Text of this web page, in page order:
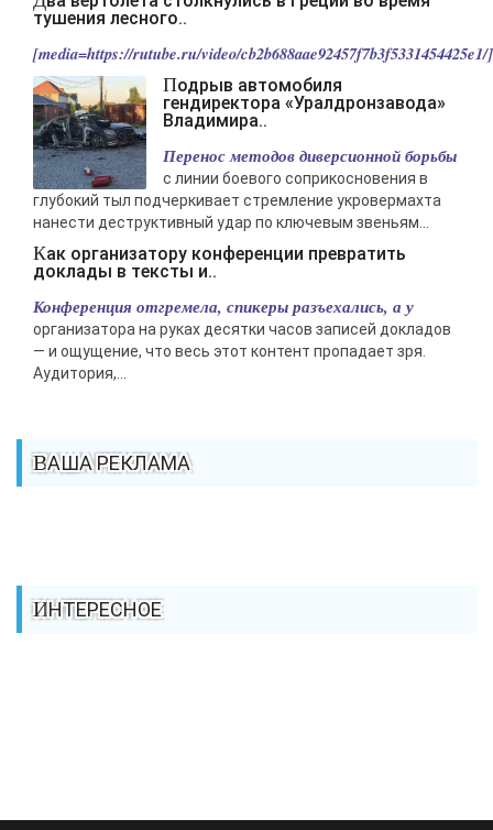
тушения лесного..
[media=https://rutube.ru/video/
Подрыв автомобиля
гендиректора «Уралдронзавода»
Владимира..
Перенос методов диверсионной борьбы
с линии боевого соприкосновения в
глубокий тыл подчеркивает стремление укровермахта
нанести деструктивный удар по ключевым звеньям...
Как организатору конференции превратить
доклады в тексты и..
Конференция отгремела, спикеры разъехались, а у
организатора на руках десятки часов записей докладов
— и ощущение, что весь этот контент пропадает зря.
Аудитория,...
ВАША РЕКЛАМА
ИНТЕРЕСНОЕ